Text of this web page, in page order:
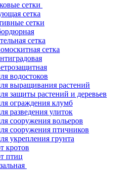
сетки
сетка
сетки
сетка
сетка
водостоков
выращивания растений
защиты растений и деревьев
ограждения клумб
разведения улиток
сооружения вольеров
сооружения птичников
укрепления грунта
кротов
птиц